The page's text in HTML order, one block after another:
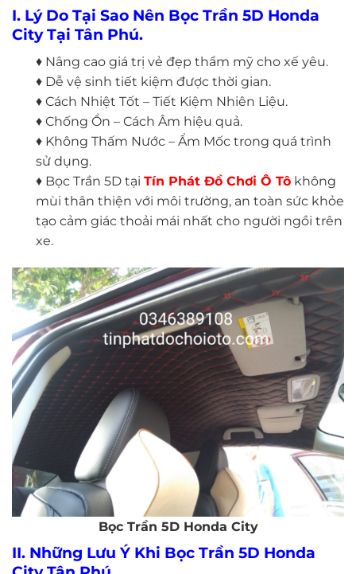
I. Lý Do Tại Sao Nên Bọc Trần 5D Honda
City Tại Tân Phú.
♦ Nâng cao giá trị vẻ đẹp thẩm mỹ cho xế yêu.
♦ Dễ vệ sinh tiết kiệm được thời gian.
♦ Cách Nhiệt Tốt – Tiết Kiệm Nhiên Liệu.
♦ Chống Ồn – Cách Âm hiệu quả.
♦ Không Thấm Nước – Ẩm Mốc trong quá trình
sử dụng.
♦ Bọc Trần 5D tại Tín Phát Đồ Chơi Ô Tô không
mùi thân thiện với môi trường, an toàn sức khỏe
tạo cảm giác thoải mái nhất cho người ngồi trên
xe.
Bọc Trần 5D Honda City
II. Những Lưu Ý Khi Bọc Trần 5D Honda